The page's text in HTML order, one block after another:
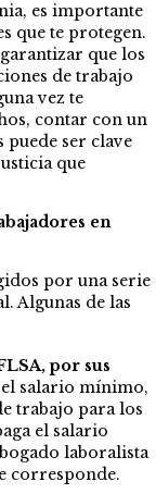
es importante
que te protegen.
que los
de trabajo
vez te
contar con un
puede ser clave
que
en
por una serie
Algunas de las
por sus
el salario mínimo,
trabajo para los
el salario
laboralista
corresponde.